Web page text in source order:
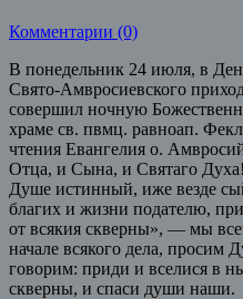
Комментарии (0)
В понедельник 24 июля, в
Свято-Амвросиевского
совершил ночную
храме св. пвмц. равноап.
чтения Евангелия о.
Отца, и Сына, и Святаго
Душе истинный, иже везде
благих и жизни подателю,
от всякия скверны», — мы
начале всякого дела, просим
говорим: приди и вселися в
скверны, и спаси души наши.